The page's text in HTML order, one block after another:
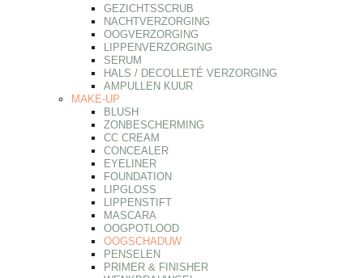
GEZICHTSSCRUB
NACHTVERZORGING
OOGVERZORGING
LIPPENVERZORGING
SERUM
HALS / DECOLLETÉ VERZORGING
AMPULLEN KUUR
MAKE-UP
BLUSH
ZONBESCHERMING
CC CREAM
CONCEALER
EYELINER
FOUNDATION
LIPGLOSS
LIPPENSTIFT
MASCARA
OOGPOTLOOD
OOGSCHADUW
PENSELEN
PRIMER & FINISHER